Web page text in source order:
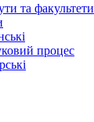
та факультети
процес